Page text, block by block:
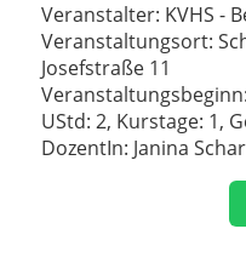
Veranstalter: KVHS -
Veranstaltungsort:
Josefstraße 11
UStd: 2, Kurstage: 1,
DozentIn: Janina